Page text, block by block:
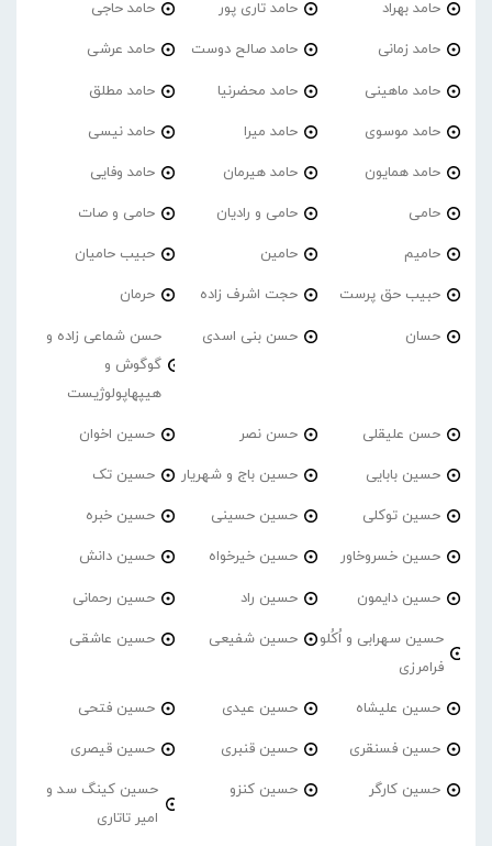
حامد بهراد حامد تاری پور حامد حاجی
حامد زمانی حامد صالح دوست حامد عرشی
حامد ماهینی حامد محضرنیا حامد مطلق
حامد موسوی حامد میرا حامد نیسی
حامد همایون حامد هیرمان حامد وفایی
حامی حامی و رادیان حامی و صات
حامیم حامین حبیب حامیان
حبیب حق پرست حجت اشرف زاده حرمان
حسان حسن بنی اسدی
حسن شماعی زاده و
گوگوش و
هیپهاپولوژیست
حسن علیقلی حسن نصر حسین اخوان
حسین بابایی حسین باج و شهریار حسین تک
حسین توکلی حسین حسینی حسین خبره
حسین خسروخاور حسین خیرخواه حسین دانش
حسین دایمون حسین راد حسین رحمانی
حسین سهرابی و اُکُلو
فرامرزی
حسین شفیعی حسین عاشقی
حسین علیشاه حسین عیدی حسین فتحی
حسین فسنقری حسین قنبری حسین قیصری
حسین کارگر حسین کنزو
حسین کینگ سد و
امیر تاتاری